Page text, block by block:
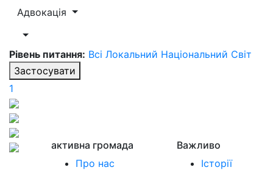
Адвокація
Рівень питання: Всі Локальний Національний Світ
Застосувати
1
активна громада
Про нас
Важливо
Історії